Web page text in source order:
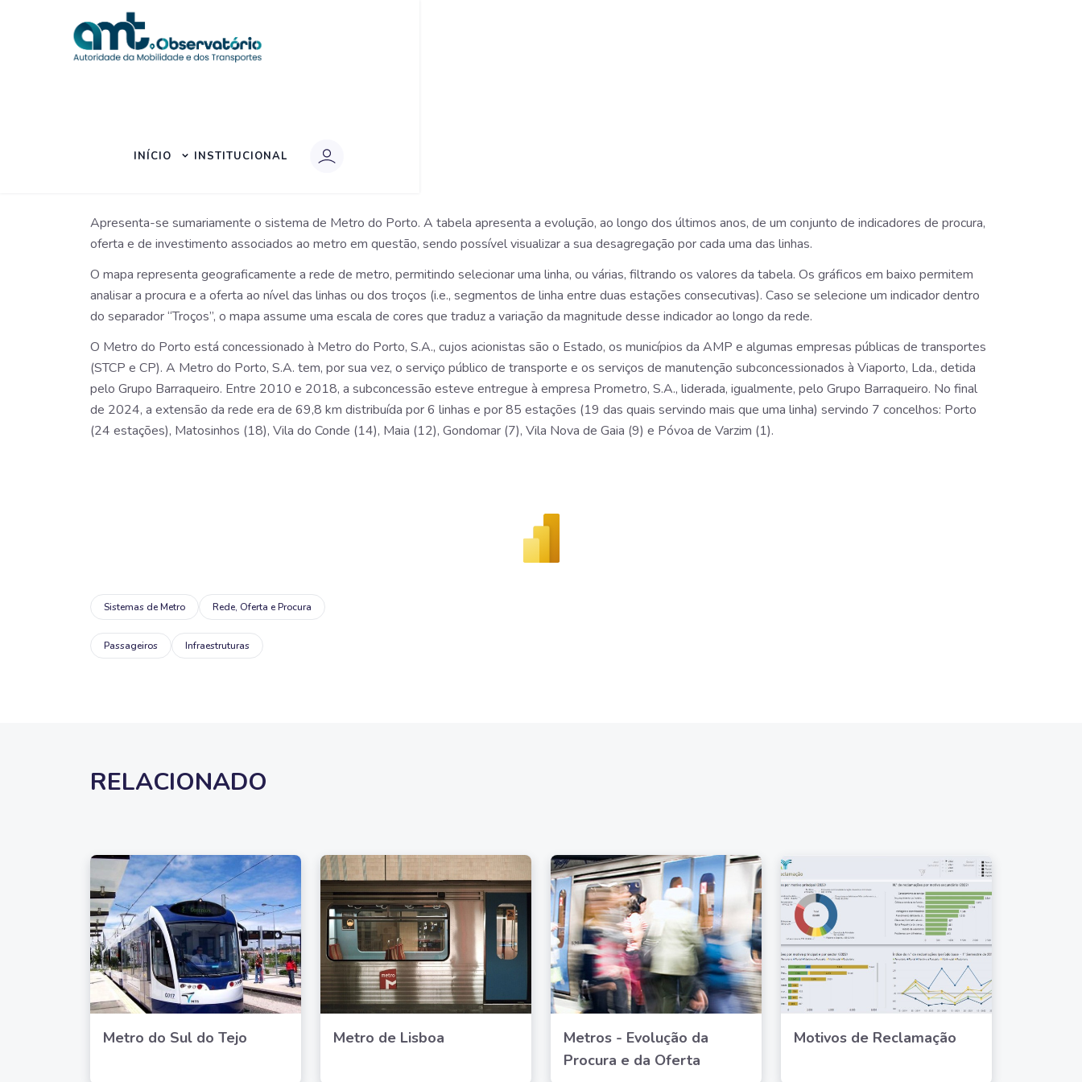
INÍCIO INSTITUCIONAL
METRO DO PORTO
Apresenta-se sumariamente o sistema de Metro do Porto. A tabela apresenta a evolução, ao longo dos últimos anos, de um conjunto de indicadores de procura,
oferta e de investimento associados ao metro em questão, sendo possível visualizar a sua desagregação por cada uma das linhas.
O mapa representa geograficamente a rede de metro, permitindo selecionar uma linha, ou várias, filtrando os valores da tabela. Os gráficos em baixo permitem
analisar a procura e a oferta ao nível das linhas ou dos troços (i.e., segmentos de linha entre duas estações consecutivas). Caso se selecione um indicador dentro
do separador “Troços”, o mapa assume uma escala de cores que traduz a variação da magnitude desse indicador ao longo da rede.
O Metro do Porto está concessionado à Metro do Porto, S.A., cujos acionistas são o Estado, os municípios da AMP e algumas empresas públicas de transportes
(STCP e CP). A Metro do Porto, S.A. tem, por sua vez, o serviço público de transporte e os serviços de manutenção subconcessionados à Viaporto, Lda., detida
pelo Grupo Barraqueiro. Entre 2010 e 2018, a subconcessão esteve entregue à empresa Prometro, S.A., liderada, igualmente, pelo Grupo Barraqueiro. No final
de 2024, a extensão da rede era de 69,8 km distribuída por 6 linhas e por 85 estações (19 das quais servindo mais que uma linha) servindo 7 concelhos: Porto
(24 estações), Matosinhos (18), Vila do Conde (14), Maia (12), Gondomar (7), Vila Nova de Gaia (9) e Póvoa de Varzim (1).
Sistemas de Metro Rede, Oferta e Procura
Passageiros Infraestruturas
RELACIONADO
Metro do Sul do Tejo Metro de Lisboa
Metros - Evolução da
Procura e da Oferta
Motivos de Reclamação